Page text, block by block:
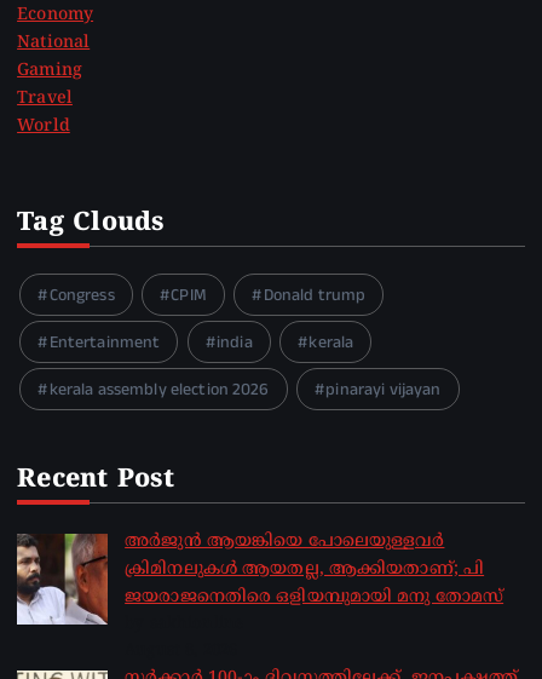
Economy
National
Gaming
Travel
World
Tag Clouds
Congress CPIM
Donald trump
Entertainment
india
kerala
kerala assembly election 2026
pinarayi vijayan
Recent Post
അർജുൻ ആയങ്കിയെ പോലെയുള്ളവർ
ക്രിമിനലുകൾ ആയതല്ല, ആക്കിയതാണ്; പി
ജയരാജനെതിരെ ഒളിയമ്പുമായി മനു തോമസ്